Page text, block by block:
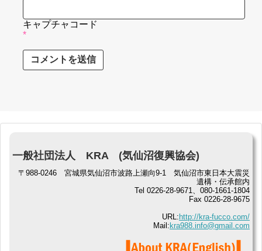
キャプチャコード
*
一般社団法人 KRA (気仙沼復興協会)
〒988-0246 宮城県気仙沼市波路上瀬向9-1 気仙沼市東日本大震災
遺構・伝承館内
Tel 0226-28-9671、080-1661-1804
Fax 0226-28-9675
URL: http://kra-fucco.com/
Mail: kra988.info@gmail.com